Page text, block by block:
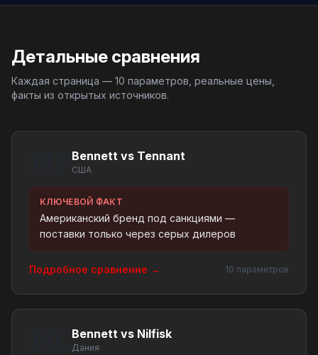
Детальные сравнения
Каждая страница — 10 параметров, реальные цены,
факты из открытых источников.
Bennett vs Tennant
США
КЛЮЧЕВОЙ ФАКТ
Американский бренд под санкциями —
поставки только через серых дилеров
Подробное сравнение → 10 параметров
Bennett vs Nilfisk
Дания